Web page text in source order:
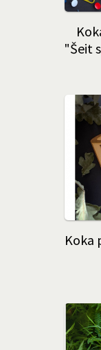
"Šeit
Koka